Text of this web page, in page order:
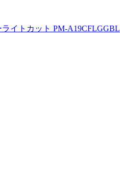
ライトカット PM-A19CFLGGBL